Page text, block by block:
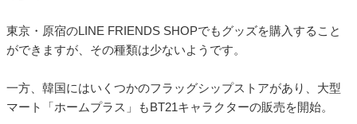
東京・原宿のLINE FRIENDS SHOPでもグッズを購入すること
ができますが、その種類は少ないようです。
一方、韓国にはいくつかのフラッグシップストアがあり、大型
マート「ホームプラス」もBT21キャラクターの販売を開始。